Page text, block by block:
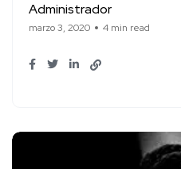
Administrador
marzo 3, 2020 4 min read